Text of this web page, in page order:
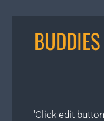
"Click edit